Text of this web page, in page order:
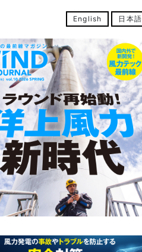
English 日本語